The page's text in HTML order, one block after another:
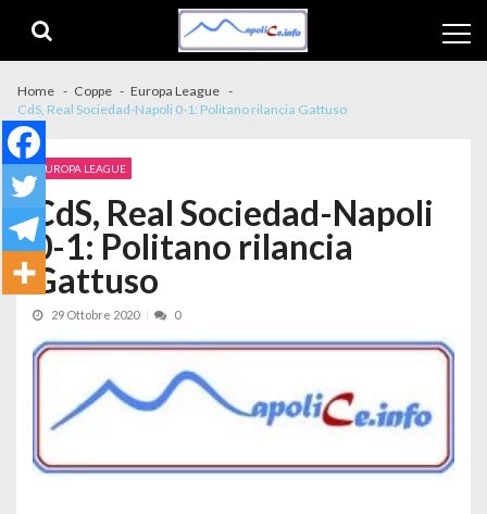
Home Coppe
Europa League
CdS, Real Sociedad-Napoli 0-1: Politano rilancia Gattuso
EUROPA LEAGUE
CdS, Real Sociedad-Napoli
0-1: Politano rilancia
Gattuso
29 Ottobre 2020 0